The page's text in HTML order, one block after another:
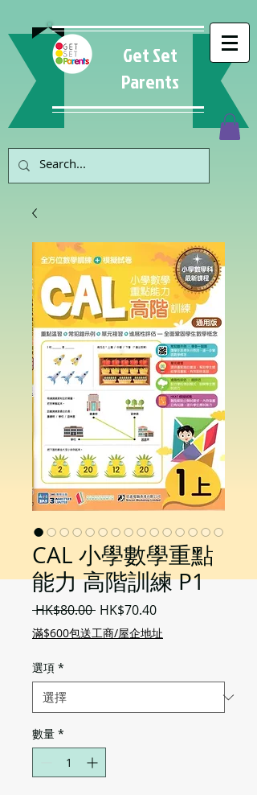
Get Set
Parents
CAL 小學數學重點
能力 高階訓練 P1
HK$80.00 一
般
HK$70.40促
銷
滿$600包送工商/屋企地址
選項 *
數量 *